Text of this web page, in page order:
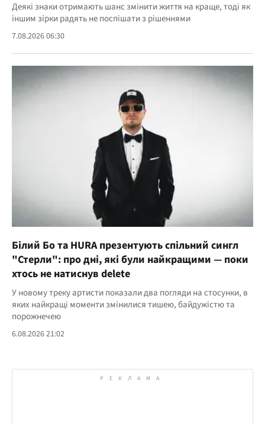
Деякі знаки отримають шанс змінити життя на краще, тоді як
іншим зірки радять не поспішати з рішеннями
7.08.2026 06:30
Білий Бо та HURA презентують спільний сингл
"Стерли": про дні, які були найкращими — поки
хтось не натиснув delete
У новому треку артисти показали два погляди на стосунки, в
яких найкращі моменти змінилися тишею, байдужістю та
порожнечею
6.08.2026 21:02